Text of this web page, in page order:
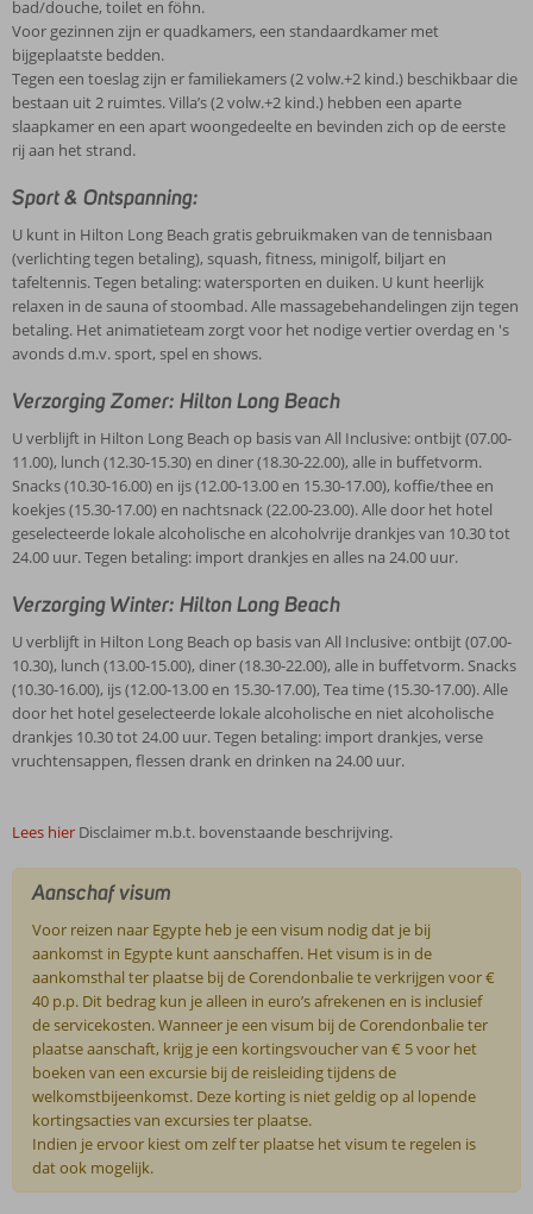
bad/douche, toilet en föhn.
Voor gezinnen zijn er quadkamers, een standaardkamer met
bijgeplaatste bedden.
Tegen een toeslag zijn er familiekamers (2 volw.+2 kind.) beschikbaar die
bestaan uit 2 ruimtes. Villa’s (2 volw.+2 kind.) hebben een aparte
slaapkamer en een apart woongedeelte en bevinden zich op de eerste
rij aan het strand.
Sport & Ontspanning:
U kunt in Hilton Long Beach gratis gebruikmaken van de tennisbaan
(verlichting tegen betaling), squash, fitness, minigolf, biljart en
tafeltennis. Tegen betaling: watersporten en duiken. U kunt heerlijk
relaxen in de sauna of stoombad. Alle massagebehandelingen zijn tegen
betaling. Het animatieteam zorgt voor het nodige vertier overdag en 's
avonds d.m.v. sport, spel en shows.
Verzorging Zomer: Hilton Long Beach
U verblijft in Hilton Long Beach op basis van All Inclusive: ontbijt (07.00-
11.00), lunch (12.30-15.30) en diner (18.30-22.00), alle in buffetvorm.
Snacks (10.30-16.00) en ijs (12.00-13.00 en 15.30-17.00), koffie/thee en
koekjes (15.30-17.00) en nachtsnack (22.00-23.00). Alle door het hotel
geselecteerde lokale alcoholische en alcoholvrije drankjes van 10.30 tot
24.00 uur. Tegen betaling: import drankjes en alles na 24.00 uur.
Verzorging Winter: Hilton Long Beach
U verblijft in Hilton Long Beach op basis van All Inclusive: ontbijt (07.00-
10.30), lunch (13.00-15.00), diner (18.30-22.00), alle in buffetvorm. Snacks
(10.30-16.00), ijs (12.00-13.00 en 15.30-17.00), Tea time (15.30-17.00). Alle
door het hotel geselecteerde lokale alcoholische en niet alcoholische
drankjes 10.30 tot 24.00 uur. Tegen betaling: import drankjes, verse
vruchtensappen, flessen drank en drinken na 24.00 uur.
Lees hier Disclaimer m.b.t. bovenstaande beschrijving.
Aanschaf visum
Voor reizen naar Egypte heb je een visum nodig dat je bij
aankomst in Egypte kunt aanschaffen. Het visum is in de
aankomsthal ter plaatse bij de Corendonbalie te verkrijgen voor €
40 p.p. Dit bedrag kun je alleen in euro’s afrekenen en is inclusief
de servicekosten. Wanneer je een visum bij de Corendonbalie ter
plaatse aanschaft, krijg je een kortingsvoucher van € 5 voor het
boeken van een excursie bij de reisleiding tijdens de
welkomstbijeenkomst. Deze korting is niet geldig op al lopende
kortingsacties van excursies ter plaatse.
Indien je ervoor kiest om zelf ter plaatse het visum te regelen is
dat ook mogelijk.